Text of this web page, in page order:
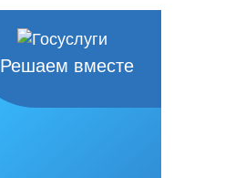
Решаем вместе